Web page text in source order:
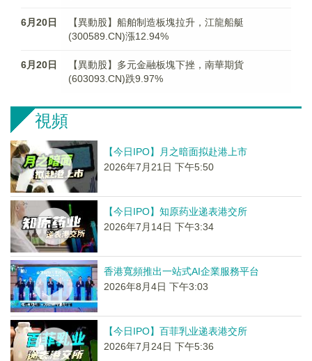
6月20日
【異動股】船舶制造板塊拉升，江龍船艇
(300589.CN)漲12.94%
6月20日
【異動股】多元金融板塊下挫，南華期貨
(603093.CN)跌9.97%
視頻
【今日IPO】月之暗面拟赴港上市
2026年7月21日 下午5:50
【今日IPO】知原药业递表港交所
2026年7月14日 下午3:34
香港寬頻推出一站式AI企業服務平台
2026年8月4日 下午3:03
【今日IPO】百菲乳业递表港交所
2026年7月24日 下午5:36